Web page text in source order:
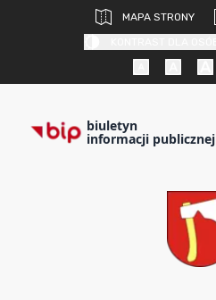
MAPA STRONY
biuletyn
informacji publicznej